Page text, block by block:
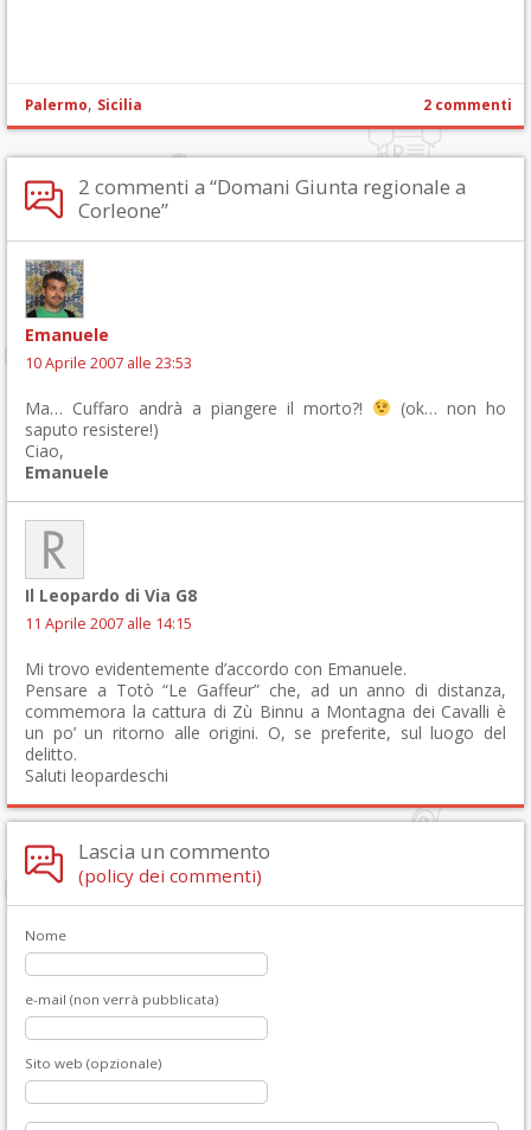
Palermo, Sicilia 2 commenti
2 commenti a “Domani Giunta regionale a
Corleone”
Emanuele
10 Aprile 2007 alle 23:53
Ma… Cuffaro andrà a piangere il morto?!
(ok… non ho
saputo resistere!)
Ciao,
Emanuele
Il Leopardo di Via G8
11 Aprile 2007 alle 14:15
Mi trovo evidentemente d’accordo con Emanuele.
Pensare a Totò “Le Gaffeur” che, ad un anno di distanza,
commemora la cattura di Zù Binnu a Montagna dei Cavalli è
un po’ un ritorno alle origini. O, se preferite, sul luogo del
delitto.
Saluti leopardeschi
Lascia un commento
(policy dei commenti)
Nome
e-mail (non verrà pubblicata)
Sito web (opzionale)